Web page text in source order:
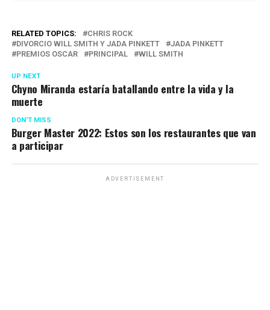
RELATED TOPICS:
CHRIS ROCK
DIVORCIO WILL SMITH Y JADA PINKETT
JADA PINKETT
PREMIOS OSCAR
PRINCIPAL WILL SMITH
UP NEXT
Chyno Miranda estaría batallando entre la vida y la
muerte
DON'T MISS
Burger Master 2022: Estos son los restaurantes que van
a participar
ADVERTISEMENT